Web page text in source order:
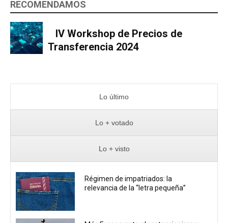
RECOMENDAMOS
IV Workshop de Precios de
Transferencia 2024
Lo último
Lo + votado
Lo + visto
Régimen de impatriados: la
relevancia de la “letra pequeña”